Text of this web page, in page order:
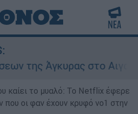
Άγκυρας στο Αιγαίο:
καίει το μυαλό: Το Netflix έφερε
που οι φαν έχουν κρυφό νο1 στην